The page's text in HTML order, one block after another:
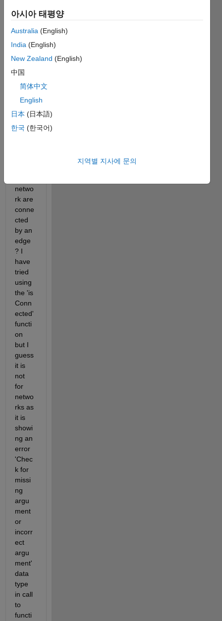
d an
undir
ected
netwo
graph
functi
matla
b.
How
netwo
rk are
conne
cted
by an
edge
? I
have
tried
using
the 'is
Conn
ected'
functi
on
but I
guess
it is
not
for
netwo
rks as
it is
showi
ng an
error
'Chec
k for
missi
ng
argu
ment
or
incorr
ect
argu
ment'
data
type
in call
to
functi
아시아 태평양
Australia (English)
India (English)
New Zealand (English)
中国
简体中文
English
日本 (日本語)
한국 (한국어)
지역별 지사에 문의